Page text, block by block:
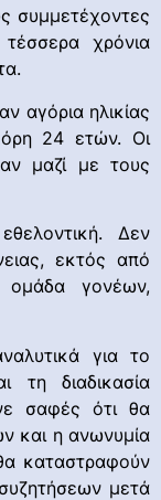
συμμετέχοντες
χρόνια
αγόρια ηλικίας
24 ετών. Οι
μαζί με τους
Δεν
εκτός από
γονέων,
για το
τη διαδικασία
σαφές ότι θα
και η ανωνυμία
καταστραφούν
μετά